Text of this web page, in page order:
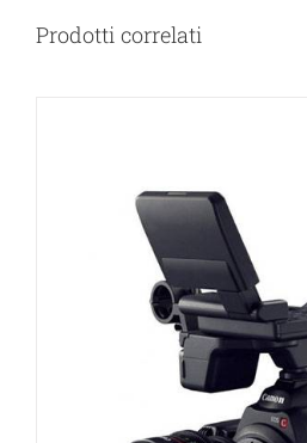
Prodotti correlati